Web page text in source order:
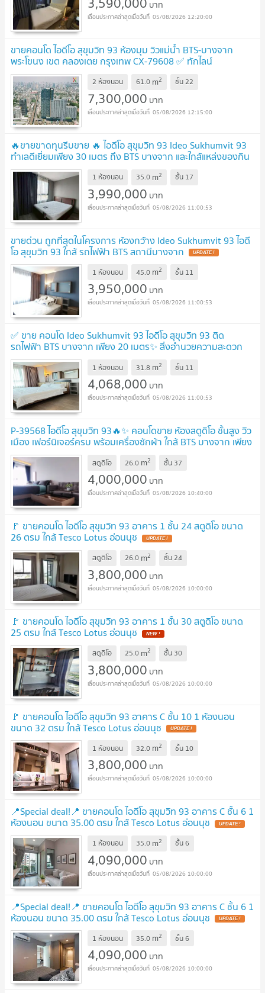
บาท
05/08/2026 12:20:00
ขายคอนโด ไอดีโอ สุขุมวิท 93 ห้องมุม วิวแม่น้ำ BTS-บางจาก
พระโขนง เขต คลองเตย กรุงเทพ CX-79608 ✅ ทักไลน์
@connexproperty ตอบทันที ทีมงานมืออาชีพ ✅
2 ห้องนอน 61.0 m2 ชั้น22
7,300,000 บาท
05/08/2026 12:15:00
🔥ขายขาดทุนรีบขาย 🔥 ไอดีโอ สุขุมวิท 93 Ideo Sukhumvit 93
ทำเลดีเยี่ยมเพียง 30 เมตร ถึง BTS บางจาก และใกล้แหล่งของกิน
มากมาย ✨
1 ห้องนอน 35.0 m2 ชั้น 17
3,990,000 บาท
05/08/2026 11:00:53
ขายด่วน ถูกที่สุดในโครงการ ห้องกว้าง Ideo Sukhumvit 93 ไอดี
โอ สุขุมวิท 93 ใกล้ รถไฟฟ้า BTS สถานีบางจาก
1 ห้องนอน 45.0 m2 ชั้น 11
3,950,000 บาท
05/08/2026 11:00:53
✅ ขาย คอนโด Ideo Sukhumvit 93 ไอดีโอ สุขุมวิท 93 ติด
รถไฟฟ้า BTS บางจาก เพียง 20 เมตร✨ สิ่งอำนวยความสะดวก
ครบครัน
1 ห้องนอน 31.8 m2 ชั้น 11
4,068,000 บาท
05/08/2026 11:00:53
P-39568 ไอดีโอ สุขุมวิท 93🔥✨ คอนโดขาย ห้องสตูดิโอ ชั้นสูง วิว
เมือง เฟอร์นิเจอร์ครบ พร้อมเครื่องซักผ้า ใกล้ BTS บางจาก เพียง
17 เมตร พร้อมเข้าอยู่ ✨
สตูดิโอ 26.0 m2 ชั้น 37
4,000,000 บาท
05/08/2026 10:40:00
🚩 ขายคอนโด ไอดีโอ สุขุมวิท 93 อาคาร 1 ชั้น 24 สตูดิโอ ขนาด
26 ตรม ใกล้ Tesco Lotus อ่อนนุช
สตูดิโอ 26.0 m2 ชั้น24
3,800,000 บาท
05/08/2026 10:00:00
🚩 ขายคอนโด ไอดีโอ สุขุมวิท 93 อาคาร 1 ชั้น 30 สตูดิโอ ขนาด
25 ตรม ใกล้ Tesco Lotus อ่อนนุช
สตูดิโอ 25.0 m2 ชั้น 30
3,800,000 บาท
05/08/2026 10:00:00
🚩 ขายคอนโด ไอดีโอ สุขุมวิท 93 อาคาร C ชั้น 10 1 ห้องนอน
ขนาด 32 ตรม ใกล้ Tesco Lotus อ่อนนุช
1 ห้องนอน 32.0 m2 ชั้น 10
3,800,000 บาท
05/08/2026 10:00:00
📍Special deal!📍 ขายคอนโด ไอดีโอ สุขุมวิท 93 อาคาร C ชั้น 6 1
ห้องนอน ขนาด 35.00 ตรม ใกล้ Tesco Lotus อ่อนนุช
1 ห้องนอน 35.0 m2 ชั้น6
4,090,000 บาท
05/08/2026 10:00:00
📍Special deal!📍 ขายคอนโด ไอดีโอ สุขุมวิท 93 อาคาร C ชั้น 6 1
ห้องนอน ขนาด 35.00 ตรม ใกล้ Tesco Lotus อ่อนนุช
1 ห้องนอน 35.0 m2 ชั้น6
4,090,000 บาท
05/08/2026 10:00:00